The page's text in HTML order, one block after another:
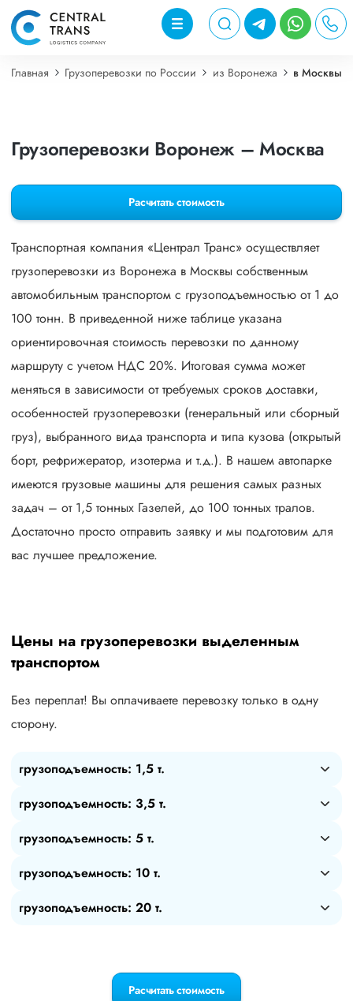
Главная Грузоперевозки по России из Воронежа в Москвы
Грузоперевозки Воронеж – Москва
Расчитать стоимость
Транспортная компания «Централ Транс» осуществляет
грузоперевозки из Воронежа в Москвы собственным
автомобильным транспортом с грузоподъемностью от 1 до
100 тонн. В приведенной ниже таблице указана
ориентировочная стоимость перевозки по данному
маршруту с учетом НДС 20%. Итоговая сумма может
меняться в зависимости от требуемых сроков доставки,
особенностей грузоперевозки (генеральный или сборный
груз), выбранного вида транспорта и типа кузова (открытый
борт, рефрижератор, изотерма и т.д.). В нашем автопарке
имеются грузовые машины для решения самых разных
задач – от 1,5 тонных Газелей, до 100 тонных тралов.
Достаточно просто отправить заявку и мы подготовим для
вас лучшее предложение.
Цены на грузоперевозки выделенным
транспортом
Без переплат! Вы оплачиваете перевозку только в одну
сторону.
грузоподъемность: 1,5 т.
грузоподъемность: 3,5 т.
грузоподъемность: 5 т.
грузоподъемность: 10 т.
грузоподъемность: 20 т.
Расчитать стоимость